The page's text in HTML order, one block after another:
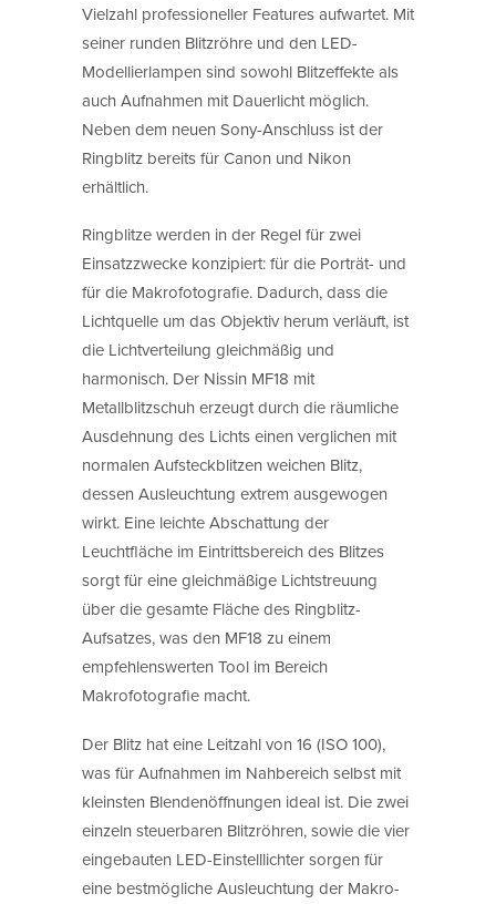
Vielzahl professioneller Features aufwartet. Mit
seiner runden Blitzröhre und den LED-
Modellierlampen sind sowohl Blitzeffekte als
auch Aufnahmen mit Dauerlicht möglich.
Neben dem neuen Sony-Anschluss ist der
Ringblitz bereits für Canon und Nikon
erhältlich.
Ringblitze werden in der Regel für zwei
Einsatzzwecke konzipiert: für die Porträt- und
für die Makrofotografie. Dadurch, dass die
Lichtquelle um das Objektiv herum verläuft, ist
die Lichtverteilung gleichmäßig und
harmonisch. Der Nissin MF18 mit
Metallblitzschuh erzeugt durch die räumliche
Ausdehnung des Lichts einen verglichen mit
normalen Aufsteckblitzen weichen Blitz,
dessen Ausleuchtung extrem ausgewogen
wirkt. Eine leichte Abschattung der
Leuchtfläche im Eintrittsbereich des Blitzes
sorgt für eine gleichmäßige Lichtstreuung
über die gesamte Fläche des Ringblitz-
Aufsatzes, was den MF18 zu einem
empfehlenswerten Tool im Bereich
Makrofotografie macht.
Der Blitz hat eine Leitzahl von 16 (ISO 100),
was für Aufnahmen im Nahbereich selbst mit
kleinsten Blendenöffnungen ideal ist. Die zwei
einzeln steuerbaren Blitzröhren, sowie die vier
eingebauten LED-Einstelllichter sorgen für
eine bestmögliche Ausleuchtung der Makro-